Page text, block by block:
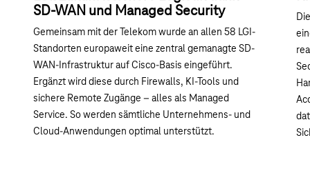
SD-WAN und Managed Security
Gemeinsam mit der Telekom wurde an allen 58 LGI-
Standorten europaweit eine zentral gemanagte SD-
WAN-Infrastruktur auf Cisco-Basis eingeführt.
Ergänzt wird diese durch Firewalls, KI-Tools und
sichere Remote Zugänge – alles als Managed
Service. So werden sämtliche Unternehmens- und
Cloud-Anwendungen optimal unterstützt.